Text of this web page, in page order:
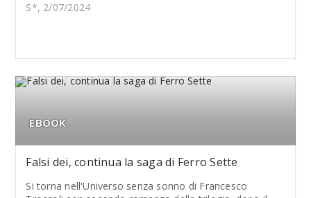
S*, 2/07/2024
EBOOK
Falsi dei, continua la saga di Ferro Sette
Si torna nell'Universo senza sonno di Francesco